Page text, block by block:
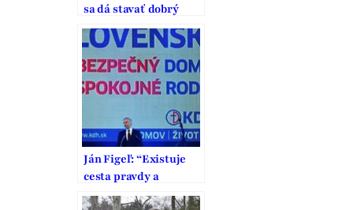
sa dá stavať dobrý
domov
Ján Figeľ: “Existuje
cesta pravdy a
pravdivých riešení”